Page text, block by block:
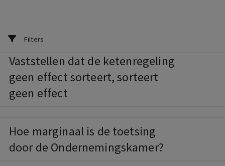
Filters
Vaststellen dat de ketenregeling
geen effect sorteert, sorteert
geen effect
Hoe marginaal is de toetsing
door de Ondernemingskamer?